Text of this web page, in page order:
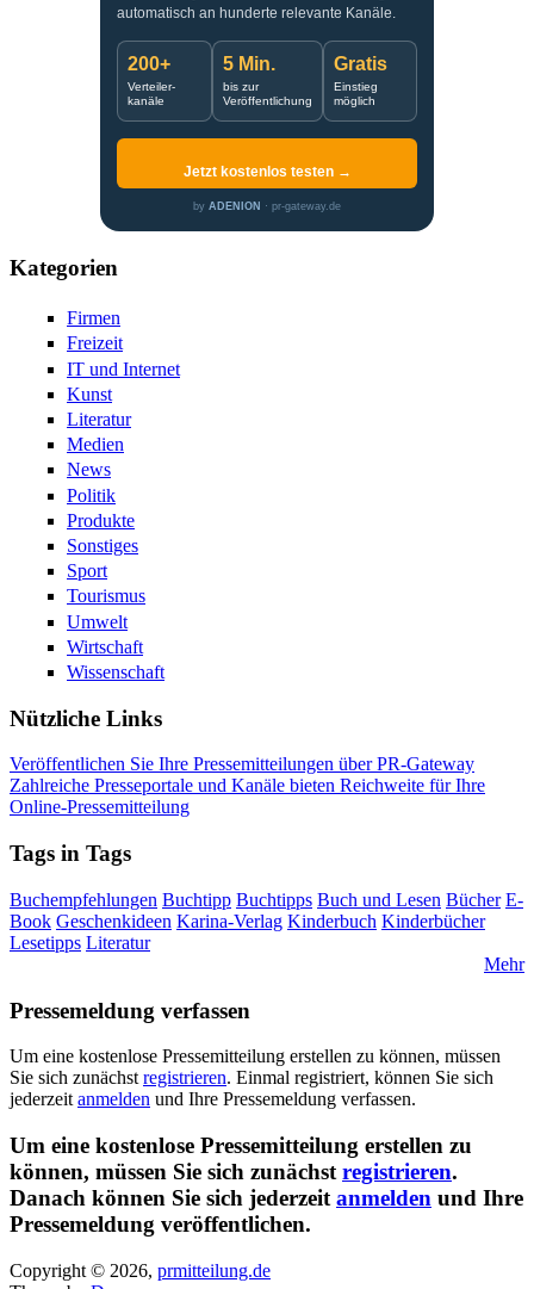
automatisch an hunderte relevante Kanäle.
200+
Verteiler-
kanäle
5 Min.
bis zur
Veröffentlichung
Gratis
Einstieg
möglich
Jetzt kostenlos testen →
by ADENION · pr-gateway.de
Kategorien
Firmen
Freizeit
IT und Internet
Kunst
Literatur
Medien
News
Politik
Produkte
Sonstiges
Sport
Tourismus
Umwelt
Wirtschaft
Wissenschaft
Nützliche Links
Veröffentlichen Sie Ihre Pressemitteilungen über PR-Gateway
Zahlreiche Presseportale und Kanäle bieten Reichweite für Ihre
Online-Pressemitteilung
Tags in Tags
Buchempfehlungen Buchtipp Buchtipps Buch und Lesen Bücher E-
Book Geschenkideen Karina-Verlag Kinderbuch Kinderbücher
Lesetipps Literatur
Mehr
Pressemeldung verfassen
Um eine kostenlose Pressemitteilung erstellen zu können, müssen
Sie sich zunächst registrieren. Einmal registriert, können Sie sich
jederzeit anmelden und Ihre Pressemeldung verfassen.
Um eine kostenlose Pressemitteilung erstellen zu
können, müssen Sie sich zunächst registrieren.
Danach können Sie sich jederzeit anmelden und Ihre
Pressemeldung veröffentlichen.
Copyright © 2026, prmitteilung.de